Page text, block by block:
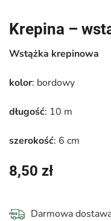
Krepina –
Wstążka krepinowa
kolor: bordowy
długość: 10 m
szerokość: 6 cm
8,50 zł
Darmowa